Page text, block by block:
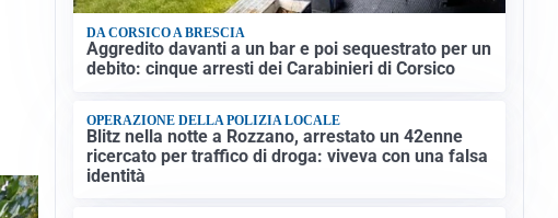
DA CORSICO A BRESCIA
Aggredito davanti a un bar e poi sequestrato per un
debito: cinque arresti dei Carabinieri di Corsico
OPERAZIONE DELLA POLIZIA LOCALE
Blitz nella notte a Rozzano, arrestato un 42enne
ricercato per traffico di droga: viveva con una falsa
identità